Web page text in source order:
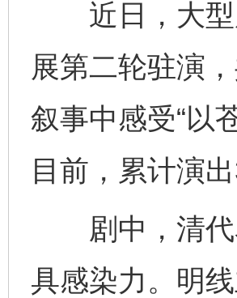
近日，大型
展第二轮驻演
叙事中感受“以
目前，累计演出
剧中，清代
具感染力。明